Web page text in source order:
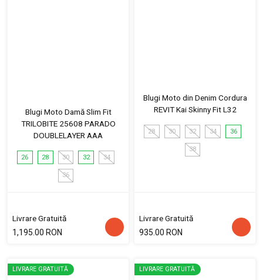
Blugi Moto Damă Slim Fit
TRILOBITE 25608 PARADO
DOUBLELAYER AAA
26 28 30 32 34
36
Livrare Gratuită
1,195.00 RON
Blugi Moto din Denim Cordura
REVIT Kai Skinny Fit L32
28 30 32 34 36
38
Livrare Gratuită
935.00 RON
LIVRARE GRATUITĂ LIVRARE GRATUITĂ